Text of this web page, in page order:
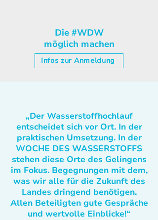
Die #WDW
möglich machen
Infos zur Anmeldung
„Der Wasserstoffhochlauf
entscheidet sich vor Ort. In der
praktischen Umsetzung. In der
WOCHE DES WASSERSTOFFS
stehen diese Orte des Gelingens
im Fokus. Begegnungen mit dem,
was wir alle für die Zukunft des
Landes dringend benötigen.
Allen Beteiligten gute Gespräche
und wertvolle Einblicke!“